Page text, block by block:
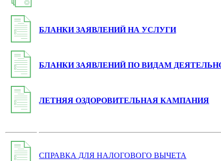
БЛАНКИ ЗАЯВЛЕНИЙ НА УСЛУГИ
БЛАНКИ ЗАЯВЛЕНИЙ ПО ВИДАМ
ЛЕТНЯЯ ОЗДОРОВИТЕЛЬНАЯ КАМПАНИЯ
СПРАВКА ДЛЯ НАЛОГОВОГО ВЫЧЕТА